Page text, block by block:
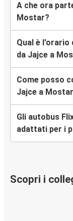
A che ora
Mostar?
Qual è
da Jajce a
Come posso
Jajce a
Gli autobus
adattati per i
Scopri i